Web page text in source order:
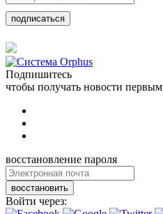
подписаться
Подпишитесь
чтобы получать новости
восстановление пароля
восстановить
Войти через: